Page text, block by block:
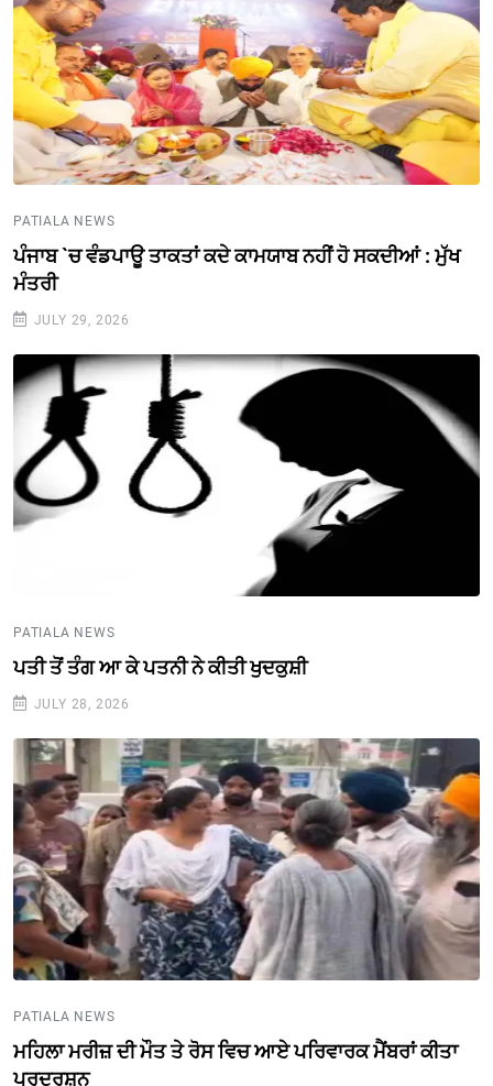
PATIALA NEWS
ਪੰਜਾਬ `ਚ ਵੰਡਪਾਊ ਤਾਕਤਾਂ ਕਦੇ ਕਾਮਯਾਬ ਨਹੀਂ ਹੋ ਸਕਦੀਆਂ : ਮੁੱਖ
ਮੰਤਰੀ
JULY 29, 2026
PATIALA NEWS
ਪਤੀ ਤੋਂ ਤੰਗ ਆ ਕੇ ਪਤਨੀ ਨੇ ਕੀਤੀ ਖੁਦਕੁਸ਼ੀ
JULY 28, 2026
PATIALA NEWS
ਮਹਿਲਾ ਮਰੀਜ਼ ਦੀ ਮੌਤ ਤੇ ਰੋਸ ਵਿਚ ਆਏ ਪਰਿਵਾਰਕ ਮੈਂਬਰਾਂ ਕੀਤਾ
ਪ੍ਰਦਰਸ਼ਨ